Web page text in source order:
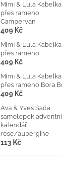
Mimi & Lula Kabelka
přes rameno
Campervan
409 Kč
Mimi & Lula Kabelka
přes rameno
409 Kč
Mimi & Lula Kabelka
přes rameno Bora
409 Kč
Ava & Yves Sada
samolepek adventní
kalendář
rose/aubergine
113 Kč